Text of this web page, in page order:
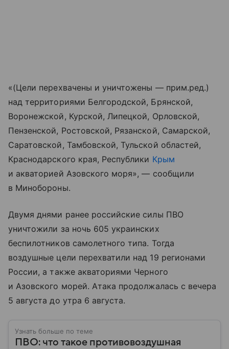
«(Цели перехвачены и уничтожены — прим.ред.)
над территориями Белгородской, Брянской,
Воронежской, Курской, Липецкой, Орловской,
Пензенской, Ростовской, Рязанской, Самарской,
Саратовской, Тамбовской, Тульской областей,
Краснодарского края, Республики Крым
и акваторией Азовского моря», — сообщили
в Минобороны.
Двумя днями ранее российские силы ПВО
уничтожили за ночь 605 украинских
беспилотников самолетного типа. Тогда
воздушные цели перехватили над 19 регионами
России, а также акваториями Черного
и Азовского морей. Атака продолжалась с вечера
5 августа до утра 6 августа.
Узнать больше по теме
ПВО: что такое противовоздушная